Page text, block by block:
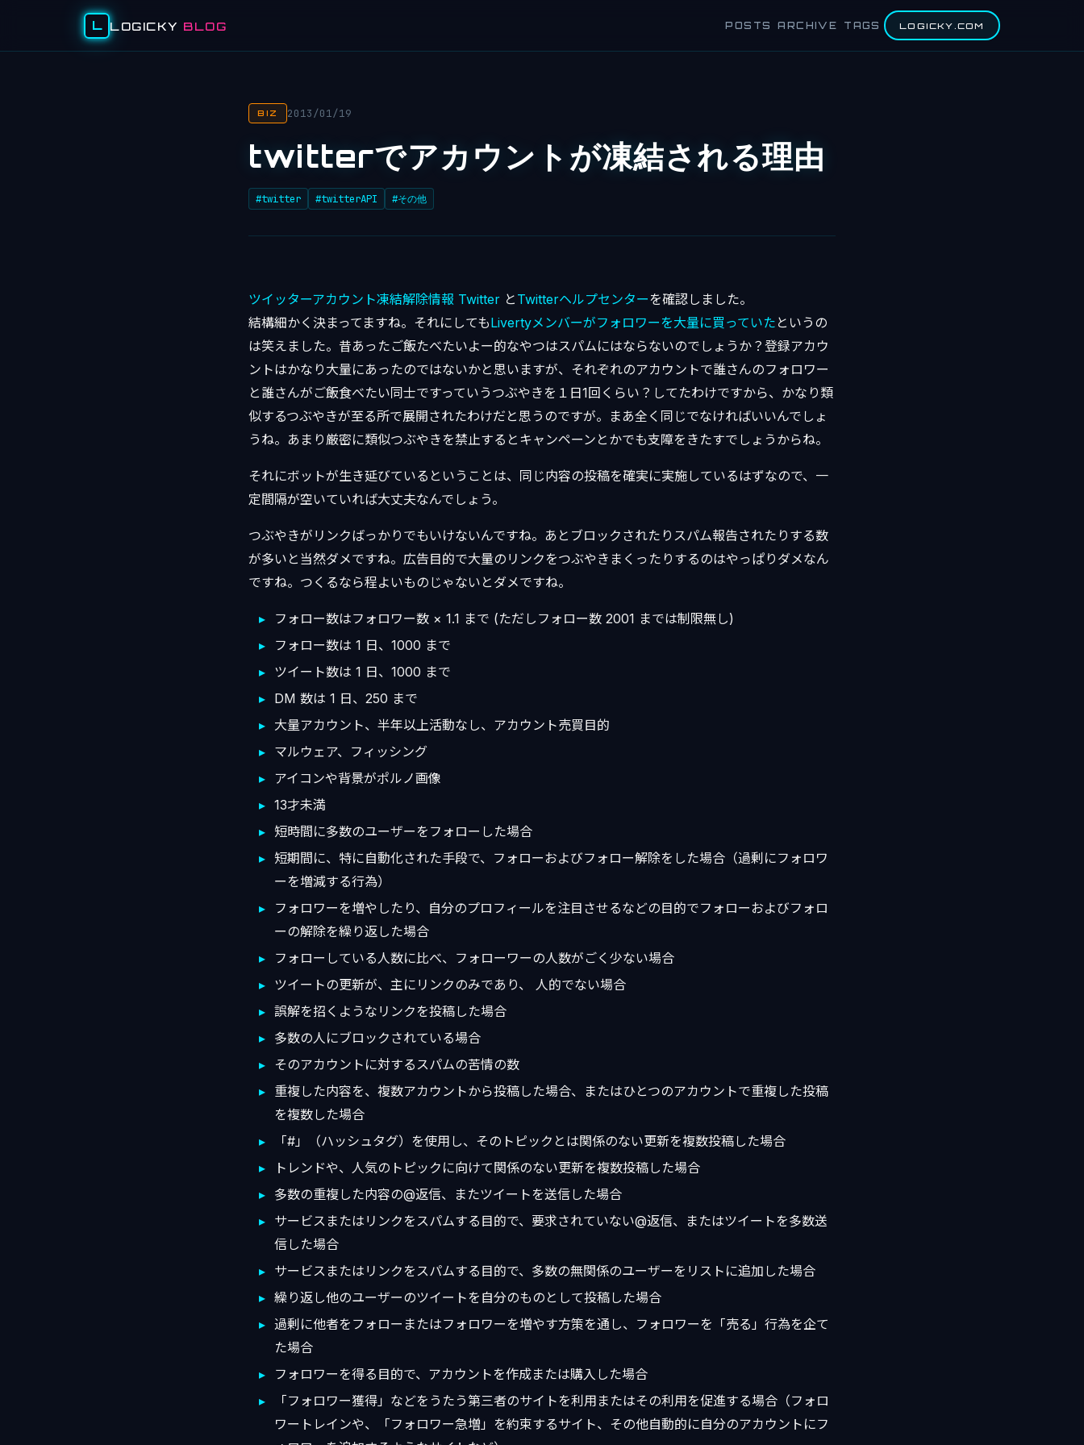
L LOGICKY BLOG POSTS ARCHIVE TAGS LOGICKY.COM
BIZ 2013/01/19
twitterでアカウントが凍結される理由
#twitter #twitterAPI #その他
ツイッターアカウント凍結解除情報 Twitter と Twitterヘルプセンターを確認しました。
結構細かく決まってますね。それにしてもLivertyメンバーがフォロワーを大量に買っていた というの
は笑えました。昔あったご飯たべたいよー的なやつはスパムにはならないのでしょうか？登録アカウ
ントはかなり大量にあったのではないかと思いますが、それぞれのアカウントで誰さんのフォロワー
と誰さんがご飯食べたい同士ですっていうつぶやきを１日1回くらい？してたわけですから、かなり類
似するつぶやきが至る所で展開されたわけだと思うのですが。まあ全く同じでなければいいんでしょ
うね。あまり厳密に類似つぶやきを禁止するとキャンペーンとかでも支障をきたすでしょうからね。
それにボットが生き延びているということは、同じ内容の投稿を確実に実施しているはずなので、一
定間隔が空いていれば大丈夫なんでしょう。
つぶやきがリンクばっかりでもいけないんですね。あとブロックされたりスパム報告されたりする数
が多いと当然ダメですね。広告目的で大量のリンクをつぶやきまくったりするのはやっぱりダメなん
ですね。つくるなら程よいものじゃないとダメですね。
フォロー数はフォロワー数 × 1.1 まで (ただしフォロー数 2001 までは制限無し)
フォロー数は 1 日、1000 まで
ツイート数は 1 日、1000 まで
DM 数は 1 日、250 まで
大量アカウント、半年以上活動なし、アカウント売買目的
マルウェア、フィッシング
アイコンや背景がポルノ画像
13才未満
短時間に多数のユーザーをフォローした場合
短期間に、特に自動化された手段で、フォローおよびフォロー解除をした場合（過剰にフォロワ
ーを増減する行為）
フォロワーを増やしたり、自分のプロフィールを注目させるなどの目的でフォローおよびフォロ
ーの解除を繰り返した場合
フォローしている人数に比べ、フォローワーの人数がごく少ない場合
ツイートの更新が、主にリンクのみであり、 人的でない場合
誤解を招くようなリンクを投稿した場合
多数の人にブロックされている場合
そのアカウントに対するスパムの苦情の数
重複した内容を、複数アカウントから投稿した場合、またはひとつのアカウントで重複した投稿
を複数した場合
「#」（ハッシュタグ）を使用し、そのトピックとは関係のない更新を複数投稿した場合
トレンドや、人気のトピックに向けて関係のない更新を複数投稿した場合
多数の重複した内容の@返信、またツイートを送信した場合
サービスまたはリンクをスパムする目的で、要求されていない@返信、またはツイートを多数送
信した場合
サービスまたはリンクをスパムする目的で、多数の無関係のユーザーをリストに追加した場合
繰り返し他のユーザーのツイートを自分のものとして投稿した場合
過剰に他者をフォローまたはフォロワーを増やす方策を通し、フォロワーを「売る」行為を企て
た場合
フォロワーを得る目的で、アカウントを作成または購入した場合
「フォロワー獲得」などをうたう第三者のサイトを利用またはその利用を促進する場合（フォロ
ワートレインや、「フォロワー急増」を約束するサイト、その他自動的に自分のアカウントにフ